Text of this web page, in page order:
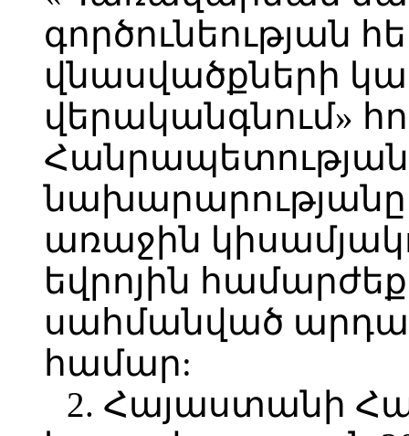
գործունեության
վնասվածքների
վերականգնում»
նախարարությանը
առաջին
եվրոյին
սահմանված
համար:
2. Հայաստանի